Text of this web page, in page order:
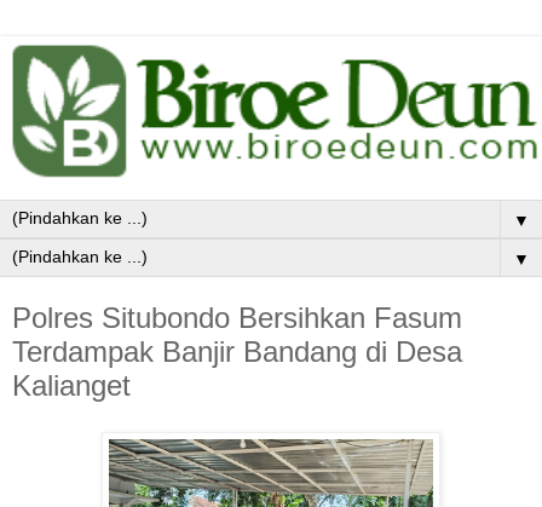
▼
▼
Polres Situbondo Bersihkan Fasum
Terdampak Banjir Bandang di Desa
Kalianget